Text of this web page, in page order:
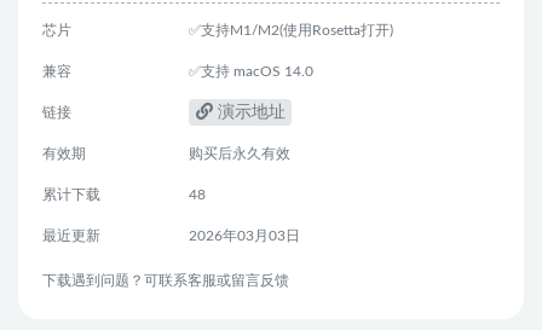
芯片 ✅支持M1/M2(使用Rosetta打开)
兼容 ✅支持 macOS 14.0
链接 演示地址
有效期 购买后永久有效
累计下载 48
最近更新 2026年03月03日
下载遇到问题？可联系客服或留言反馈